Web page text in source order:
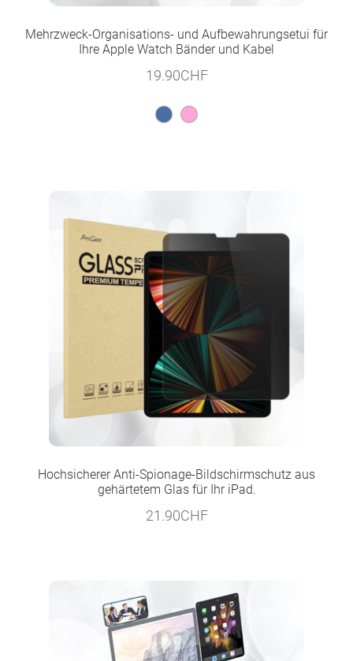
Mehrzweck-Organisations- und Aufbewahrungsetui für
Ihre Apple Watch Bänder und Kabel
19.90CHF
Hochsicherer Anti-Spionage-Bildschirmschutz aus
gehärtetem Glas für Ihr iPad.
21.90CHF